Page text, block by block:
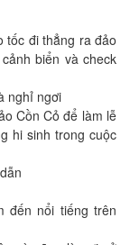
tốc đi thẳng ra đảo
biển và check
nghỉ ngơi
Cồn Cỏ để làm lễ
hi sinh trong cuộc
đến nổi tiếng trên